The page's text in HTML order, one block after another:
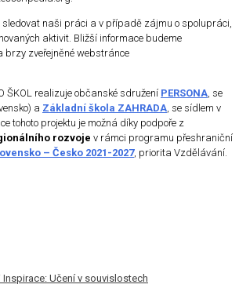
sledovat naši práci a v případě zájmu o spolupráci,
aktivit. Bližší informace budeme
brzy zveřejněné webstránce
ŠKOL realizuje občanské sdružení PERSONA, se
a Základní škola ZAHRADA, se sídlem v
tohoto projektu je možná díky podpoře z
rozvoje v rámci programu přeshraniční
– Česko 2021-2027, priorita Vzdělávání.
Učení v souvislostech